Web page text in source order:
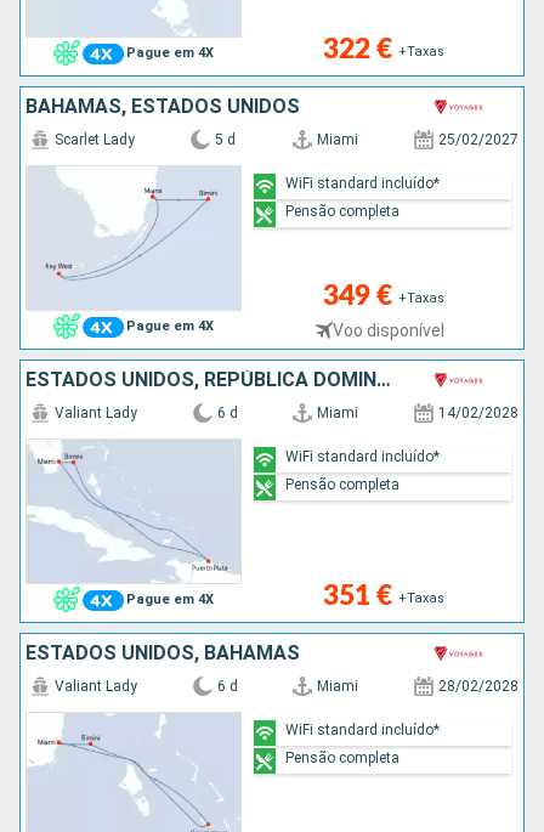
Pague em 4X 322 € +Taxas
BAHAMAS, ESTADOS UNIDOS
Pague em 4X
Scarlet Lady 5 d Miami 25/02/2027
349 € +Taxas
Voo disponível
WiFi standard incluído*
Pensão completa
ESTADOS UNIDOS, REPÚBLICA DOMINICANA, BAHAMAS
Pague em 4X
Valiant Lady 6 d Miami 14/02/2028
351 € +Taxas
WiFi standard incluído*
Pensão completa
ESTADOS UNIDOS, BAHAMAS
Valiant Lady 6 d Miami 28/02/2028
WiFi standard incluído*
Pensão completa